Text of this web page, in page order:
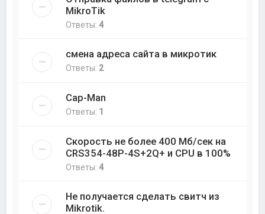
MikroTik
Ответы:4
смена адреса сайта в микротик
Ответы: 2
Cap-Man
Ответы: 1
Скорость не более 400 Мб/cек на
CRS354-48P-4S+2Q+ и CPU в 100%
Ответы:4
Не получается сделать свитч из
Mikrotik.